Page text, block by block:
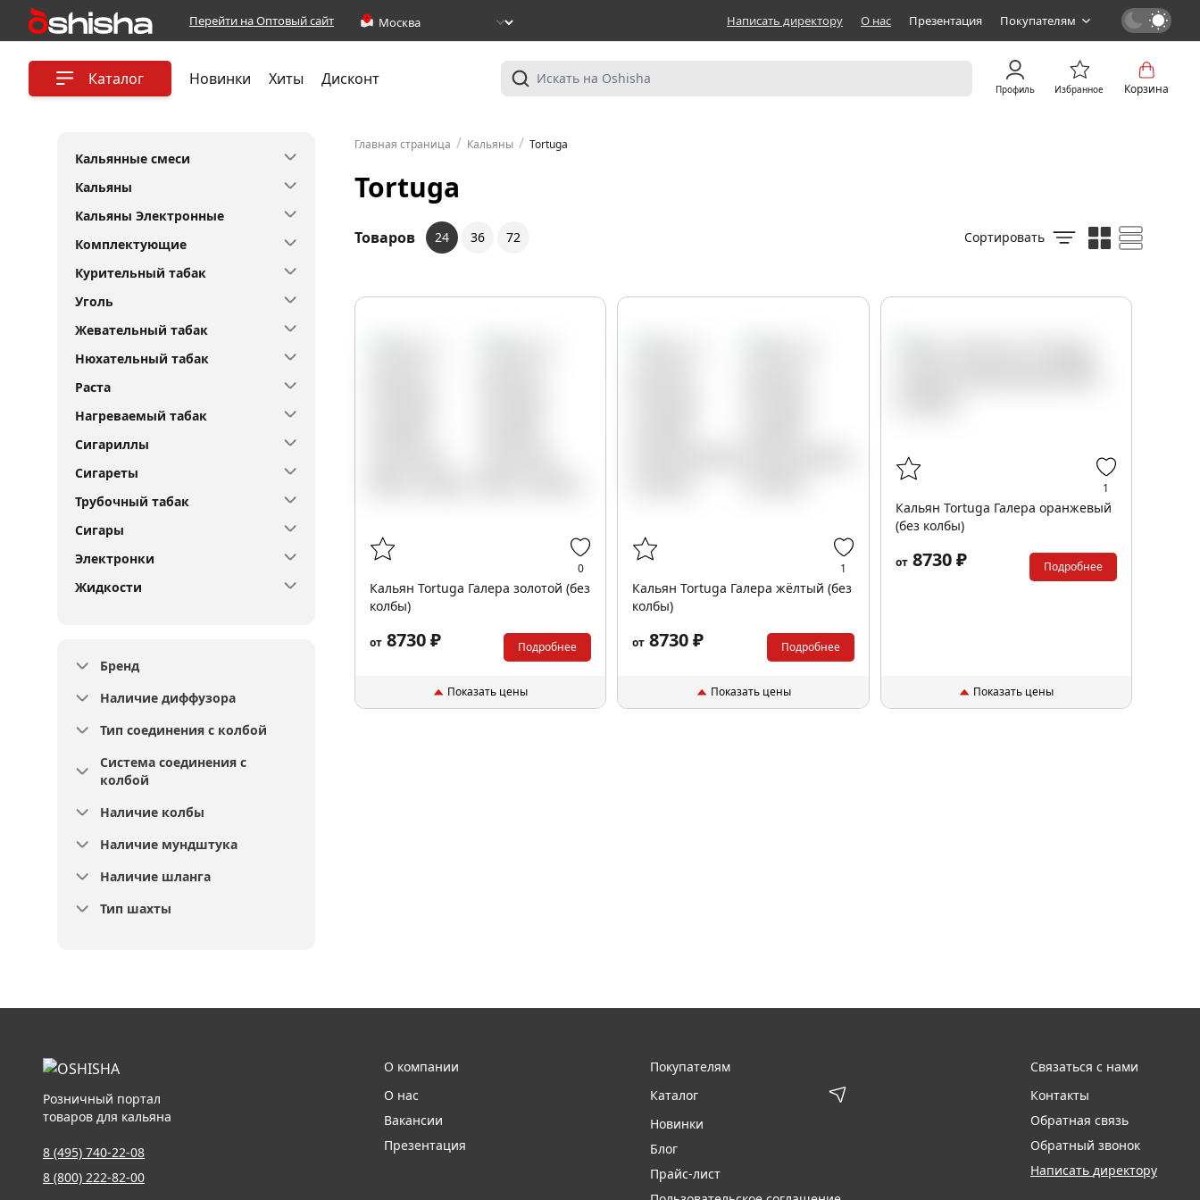
Перейти на Оптовый сайт Написать директору О нас Презентация Покупателям
Каталог Новинки Хиты Дисконт
Профиль Избранное Корзина
Кальянные смеси
Кальяны
Кальяны Электронные
Комплектующие
Курительный табак
Уголь
Жевательный табак
Нюхательный табак
Раста
Нагреваемый табак
Сигариллы
Сигареты
Трубочный табак
Сигары
Электронки
Жидкости
Бренд
Наличие диффузора
Тип соединения с колбой
Система соединения с
колбой
Наличие колбы
Наличие мундштука
Наличие шланга
Тип шахты
Главная страница / Кальяны / Tortuga
Tortuga
Товаров 24 36 72 Сортировать
0
Кальян Tortuga Галера золотой (без
колбы)
от 8730 ₽ Подробнее
Показать цены
1
Кальян Tortuga Галера жёлтый (без
колбы)
от 8730 ₽ Подробнее
Показать цены
1
Кальян Tortuga Галера оранжевый
(без колбы)
от8730 ₽ Подробнее
Показать цены
Розничный портал
товаров для кальяна
8 (495) 740-22-08
8 (800) 222-82-00
О компании
О нас
Вакансии
Презентация
Покупателям
Каталог
Новинки
Блог
Прайс-лист
Связаться с нами
Контакты
Обратная связь
Обратный звонок
Написать директору